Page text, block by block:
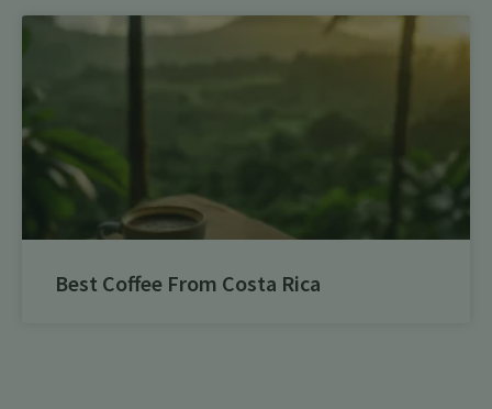
Best Coffee From Costa Rica